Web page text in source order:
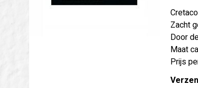
Zacht
Door
Maat
Prijs